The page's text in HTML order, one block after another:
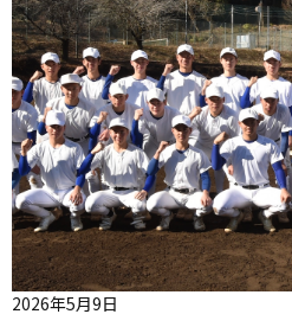
2026年5月9日